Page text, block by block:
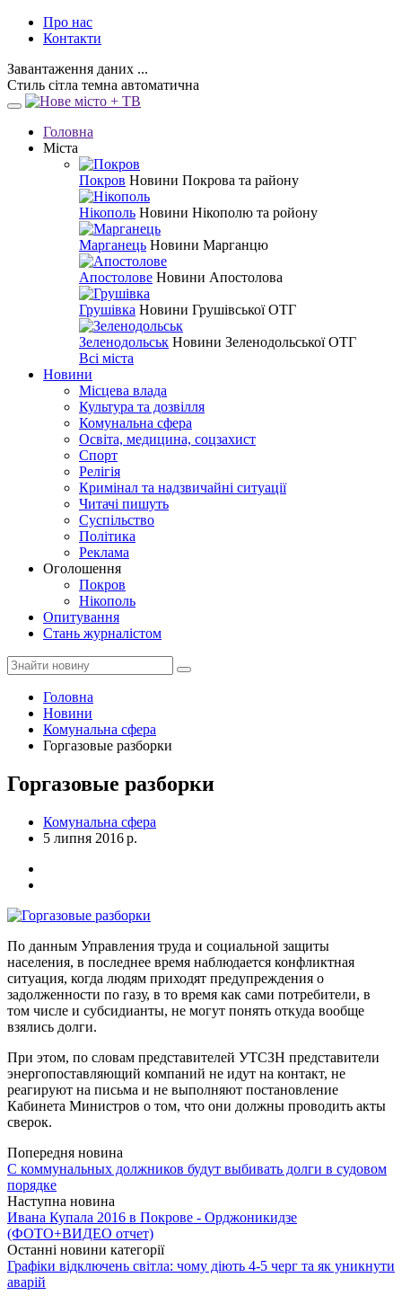
Про нас
Контакти
Завантаження даних ...
Стиль сітла темна автоматична
Головна
Міста
Покров Новини Покрова та району
Нікополь Новини Нікополю та ройону
Марганець Новини Марганцю
Апостолове Новини Апостолова
Грушівка Новини Грушівської ОТГ
Зеленодольськ Новини Зеленодольської ОТГ
Всі міста
Новини
Місцева влада
Культура та дозвілля
Комунальна сфера
Освіта, медицина, соцзахист
Спорт
Релігія
Кримінал та надзвичайні ситуації
Читачі пишуть
Суспільство
Політика
Реклама
Оголошення
Покров
Нікополь
Опитування
Стань журналістом
Головна
Новини
Комунальна сфера
Горгазовые разборки
Горгазовые разборки
Комунальна сфера
5 липня 2016 р.
По данным Управления труда и социальной защиты
населения, в последнее время наблюдается конфликтная
ситуация, когда людям приходят предупреждения о
задолженности по газу, в то время как сами потребители, в
том числе и субсидианты, не могут понять откуда вообще
взялись долги.
При этом, по словам представителей УТСЗН представители
энергопоставляющий компаний не идут на контакт, не
реагируют на письма и не выполняют постановление
Кабинета Министров о том, что они должны проводить акты
сверок.
Попередня новина
С коммунальных должников будут выбивать долги в судовом
порядке
Наступна новина
Ивана Купала 2016 в Покрове - Орджоникидзе
(ФОТО+ВИДЕО отчет)
Останні новини категорії
Графіки відключень світла: чому діють 4-5 черг та як уникнути
аварій